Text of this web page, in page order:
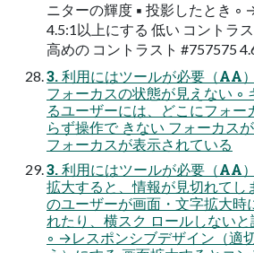
ニターの輝度 ▪ 投影したとき ◦
4.5:1以上にする 低い コントラ
高めの コントラスト #757575
3. 利用にはツールが必要（AA
フォーカスの状態が見えない ◦
るユーザーには、どこにフォー
らず操作で きない フォーカス
フォーカスが表示されている
3. 利用にはツールが必要（AA
拡大すると、情報が見切れてし
のユーザーが画面・文字拡大時
れたり、横スク ロールしない
◦ →レスポンシブデザイン（適